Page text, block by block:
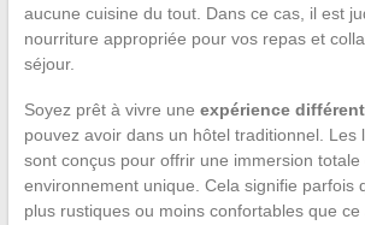
aucune cuisine du tout. Dans ce cas, il est
nourriture appropriée pour vos repas et
séjour.
Soyez prêt à vivre une expérience
pouvez avoir dans un hôtel traditionnel. Les
sont conçus pour offrir une immersion totale
environnement unique. Cela signifie parfois
plus rustiques ou moins confortables que